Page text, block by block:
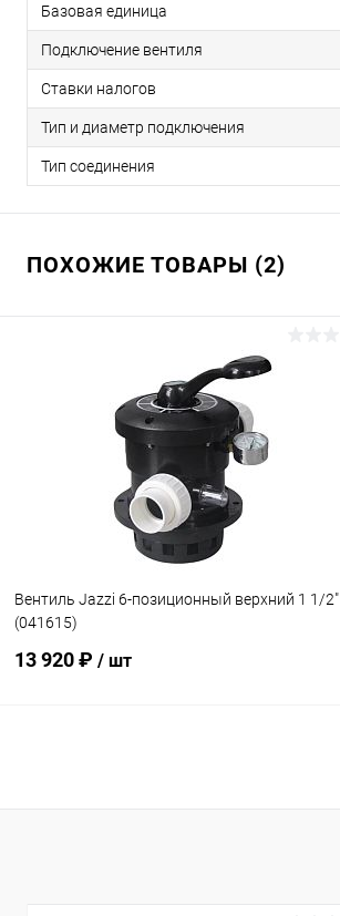
Базовая единица
Подключение вентиля
Ставки налогов
Тип и диаметр подключения
Тип соединения
ПОХОЖИЕ ТОВАРЫ (2)
Вентиль Jazzi 6-позиционный верхний 1 1/2"
(041615)
13 920 ₽ / шт
В избранное